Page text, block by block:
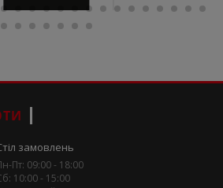
замовлень
Пт: 09:00 - 18:00
10:00 - 15:00